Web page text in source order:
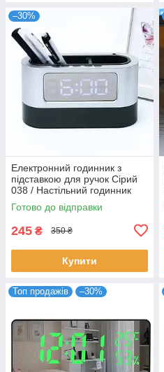
–30%
Електронний годинник з
підставкою для ручок Сірий
038 / Настільний годинник
підставка з USB
Готово до відправки
245 ₴ 350 ₴
Купити
Топ продажів –30%